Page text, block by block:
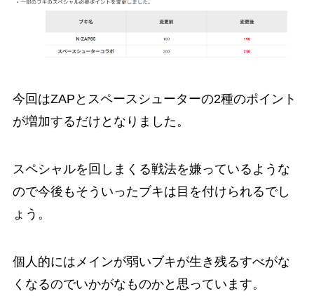
今回はZAPとスペースシューターの2種のポイント
が増加するだけとなりました。
スペシャルを回しまくる戦法を嫌っているような
ので今後もそういったブキは目を付けられるでし
ょう。
個人的にはメインが弱いブキが生き残るすべがな
くなるのでいかがなものかと思っています。